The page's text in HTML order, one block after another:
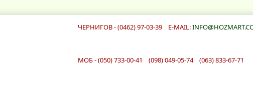
ЧЕРНИГОВ - (0462) 97-03-39 E-MAIL:
МОБ - (050) 733-00-41 (098) 049-05-74 (063) 833-67-71